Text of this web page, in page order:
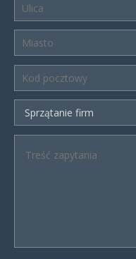
Sprzątanie firm